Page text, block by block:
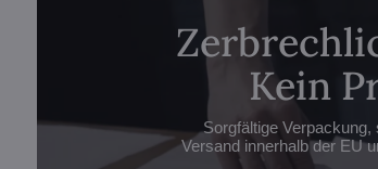
Kein
Sorgfältige
Versand innerhalb der EU